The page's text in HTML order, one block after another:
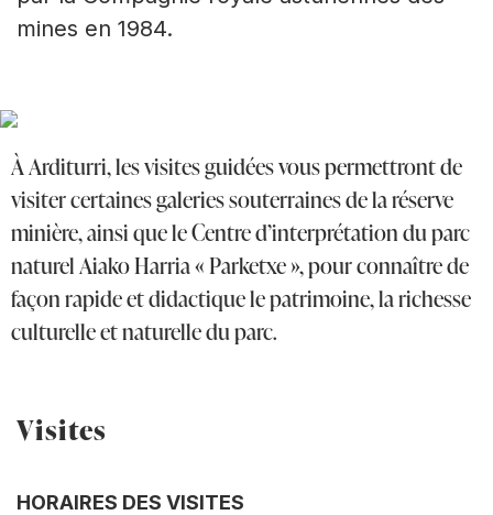
mines en 1984.
À Arditurri, les visites guidées vous permettront de
visiter certaines galeries souterraines de la réserve
minière, ainsi que le Centre d’interprétation du parc
naturel Aiako Harria « Parketxe », pour connaître de
façon rapide et didactique le patrimoine, la richesse
culturelle et naturelle du parc.
Visites
HORAIRES DES VISITES